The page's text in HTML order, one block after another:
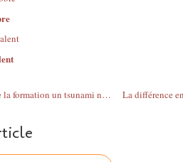
Infographie : les tendances de la formation un tsunami numérique?